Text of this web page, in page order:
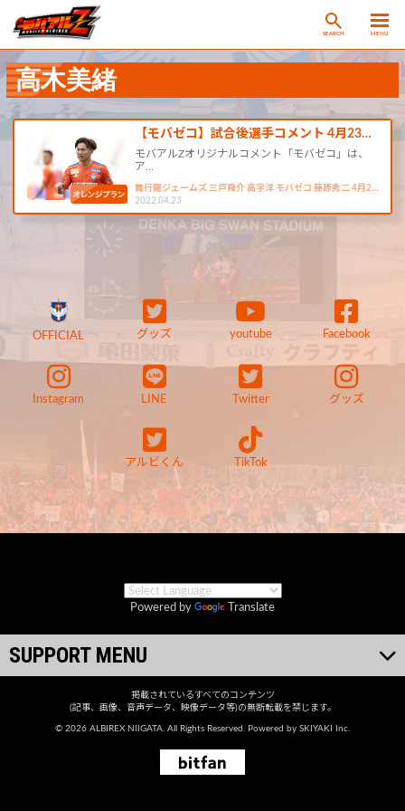
SEARCH MENU
高木美緒
【モバゼコ】試合後選手コメント 4月23…
モバアルZオリジナルコメント「モバゼコ」は、
ア…
舞行龍ジェームズ 三戸舜介 高宇洋 モバゼコ 藤原秀二 4月2…
2022.04.23
OFFICIAL グッズ youtube Facebook
Instagram LINE Twitter グッズ
アルビくん TikTok
Powered by Translate
SUPPORT MENU
掲載されているすべてのコンテンツ
(記事、画像、音声データ、映像データ等)の無断転載を禁じます。
© 2026 ALBIREX NIIGATA. All Rights Reserved. Powered by SKIYAKI Inc.